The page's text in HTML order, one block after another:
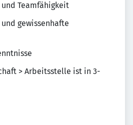
Teamfähigkeit
gewissenhafte
> Arbeitsstelle ist in 3-